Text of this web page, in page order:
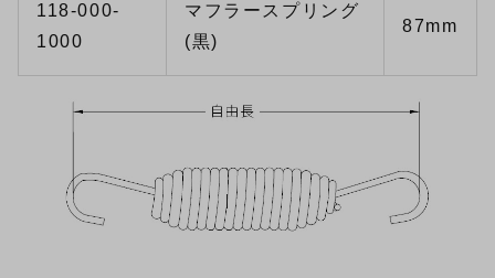
118-000-
1000
マフラースプリング
(黒)
87mm